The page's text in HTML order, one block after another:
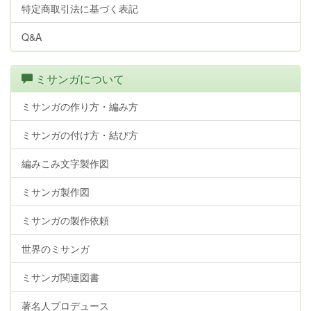
特定商取引法に基づく表記
Q&A
ミサンガについて
ミサンガの作り方・編み方
ミサンガの付け方・結び方
編みこみ文字製作図
ミサンガ製作図
ミサンガの製作依頼
世界のミサンガ
ミサンガ関連図書
著名人プロデュース